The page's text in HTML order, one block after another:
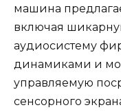
машина
включая
аудиосистему
динамиками и
управляемую
сенсорного